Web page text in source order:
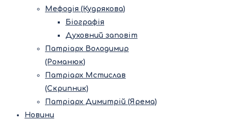
Мефодія (Кудрякова)
Біографія
Духовний заповіт
Патріарх Володимир
(Романюк)
Патріарх Мстислав
(Скрипник)
Патріарх Димитрій (Ярема)
Новини